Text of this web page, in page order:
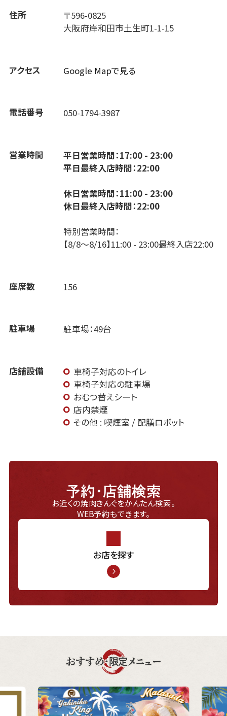
住所
〒596-0825
大阪府岸和田市土生町1-1-15
アクセス Google Mapで見る
電話番号 050-1794-3987
営業時間
平日営業時間：17:00 - 23:00
平日最終入店時間：22:00
休日営業時間：11:00 - 23:00
休日最終入店時間：22:00
特別営業時間：
【8/8～8/16】11:00 - 23:00最終入店22:00
座席数 156
駐車場 駐車場：49台
店舗設備
車椅子対応のトイレ
車椅子対応の駐車場
おむつ替えシート
店内禁煙
その他 : 喫煙室 / 配膳ロボット
予約・店舗検索
お近くの焼肉きんぐをかんたん検索。
WEB予約もできます。
お店を探す
おすすめ・限定メニュー